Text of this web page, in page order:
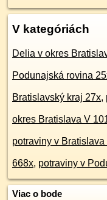
V kategóriách
Delia v okres
Podunajská rovina
Bratislavský kraj 27x,
okres Bratislava V
potraviny v Bratislava
668x, potraviny v
Viac o bode